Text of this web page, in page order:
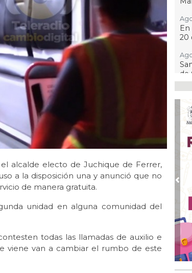
alcalde electo de Juchique de Ferrer,
a la disposición una y anunció que no
de manera gratuita.
unidad en alguna comunidad del
todas las llamadas de auxilio e
viene van a cambiar el rumbo de este
20
de
del
del